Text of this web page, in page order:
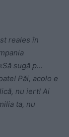
reales în
sugă p…
Păi, acolo e
nu iert! Ai
ta, nu